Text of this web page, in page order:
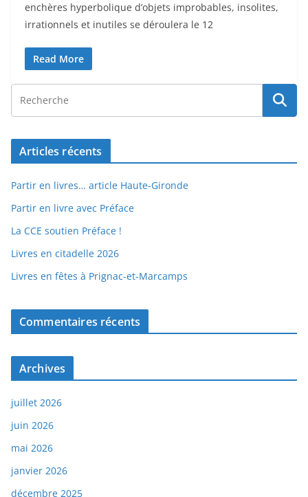
enchères hyperbolique d’objets improbables, insolites,
irrationnels et inutiles se déroulera le 12
Read More
Articles récents
Partir en livres… article Haute-Gironde
Partir en livre avec Préface
La CCE soutien Préface !
Livres en citadelle 2026
Livres en fêtes à Prignac-et-Marcamps
Commentaires récents
Archives
juillet 2026
juin 2026
mai 2026
janvier 2026
décembre 2025